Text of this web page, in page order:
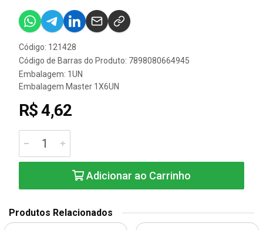
Código: 121428
Código de Barras do Produto: 7898080664945
Embalagem: 1UN
Embalagem Master 1X6UN
R$ 4,62
Adicionar ao Carrinho
Produtos Relacionados